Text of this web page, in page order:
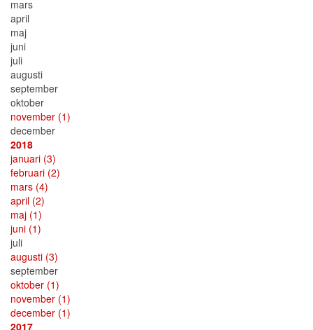
mars
april
maj
juni
juli
augusti
september
oktober
november (1)
december
2018
januari (3)
februari (2)
mars (4)
april (2)
maj (1)
juni (1)
juli
augusti (3)
september
oktober (1)
november (1)
december (1)
2017